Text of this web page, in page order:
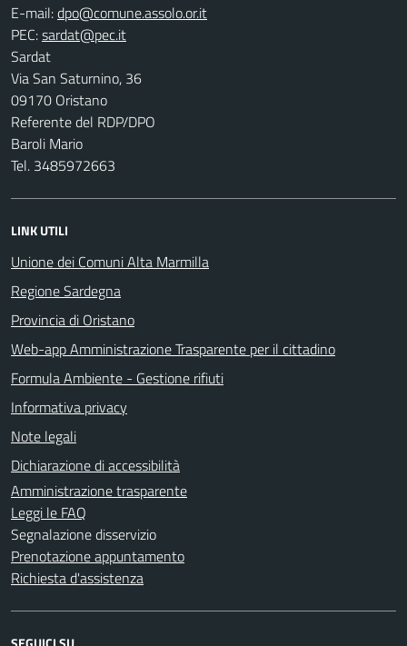
E-mail:
PEC:
Sardat
Via San Saturnino, 36
09170 Oristano
Referente del RDP/DPO
Baroli Mario
Tel. 3485972663
LINK UTILI
Unione dei Comuni Alta Marmilla
Regione Sardegna
Provincia di Oristano
Web-app Amministrazione Trasparente per il cittadino
Formula Ambiente - Gestione rifiuti
Informativa privacy
Note legali
Dichiarazione di accessibilità
Amministrazione trasparente
Leggi le FAQ
Segnalazione disservizio
Prenotazione appuntamento
Richiesta d'assistenza